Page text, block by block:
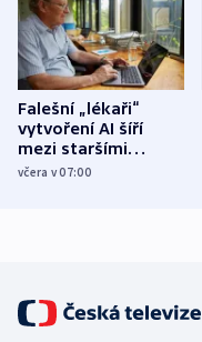
Falešní „lékaři“
vytvoření AI šíří
mezi staršími
Poláky nebezpečné
včera v 07:00